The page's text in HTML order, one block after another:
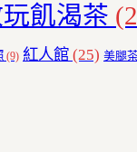
飢渴茶
(9) 紅人館 (25) 美腿